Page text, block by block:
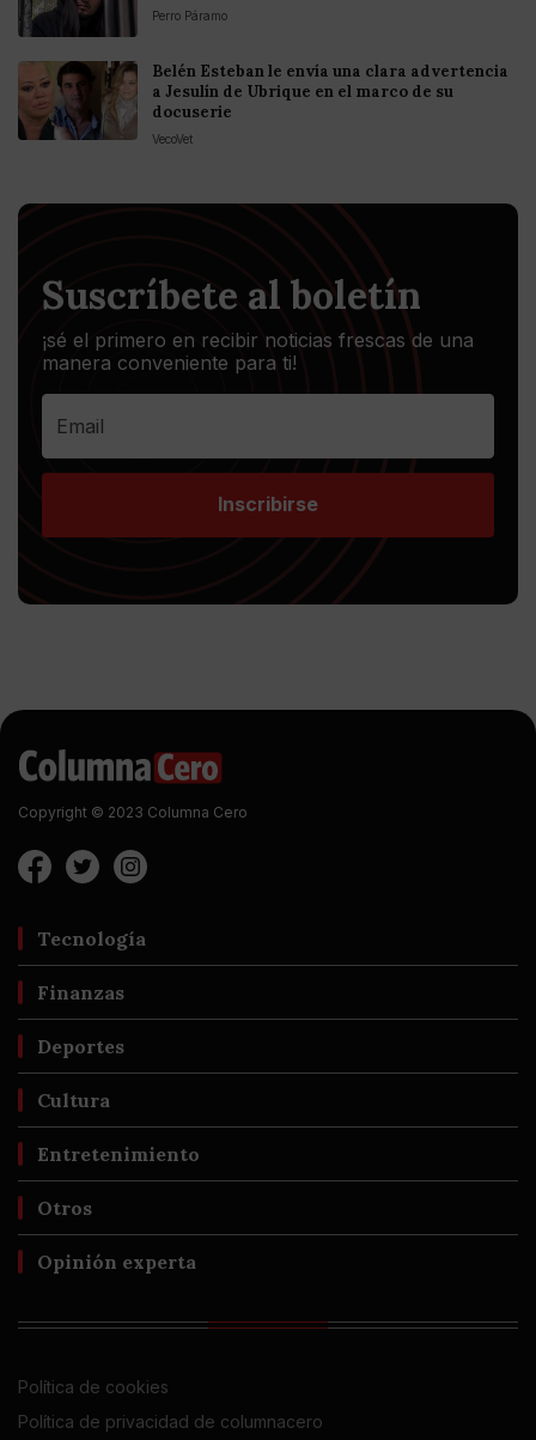
Perro Páramo
Belén Esteban le envía una clara advertencia
a Jesulín de Ubrique en el marco de su
docuserie
VecoVet
Suscríbete al boletín
¡sé el primero en recibir noticias frescas de una
manera conveniente para ti!
Inscribirse
Copyright © 2023 Columna Cero
Tecnología
Finanzas
Deportes
Cultura
Entretenimiento
Otros
Opinión experta
Política de cookies
Política de privacidad de columnacero